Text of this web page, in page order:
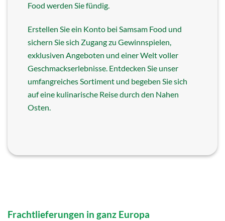
Food werden Sie fündig.
Erstellen Sie ein Konto bei Samsam Food und
sichern Sie sich Zugang zu Gewinnspielen,
exklusiven Angeboten und einer Welt voller
Geschmackserlebnisse. Entdecken Sie unser
umfangreiches Sortiment und begeben Sie sich
auf eine kulinarische Reise durch den Nahen
Osten.
Frachtlieferungen in ganz Europa